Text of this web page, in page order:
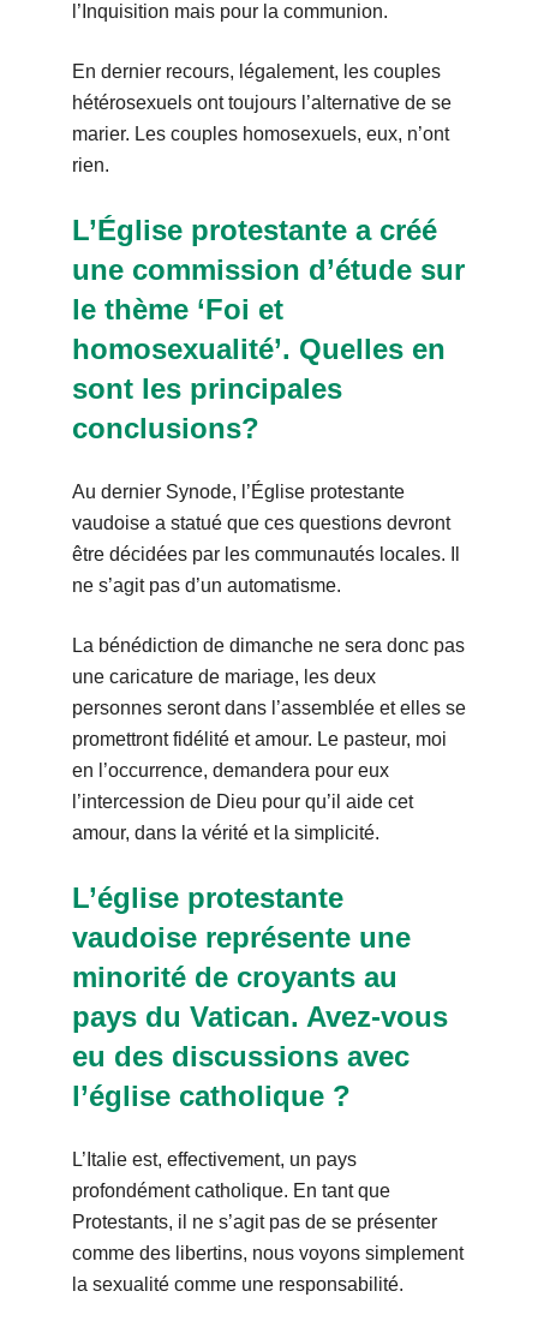
l’Inquisition mais pour la communion.
En dernier recours, légalement, les couples
hétérosexuels ont toujours l’alternative de se
marier. Les couples homosexuels, eux, n’ont
rien.
L’Église protestante a créé
une commission d’étude sur
le thème ‘Foi et
homosexualité’. Quelles en
sont les principales
conclusions?
Au dernier Synode, l’Église protestante
vaudoise a statué que ces questions devront
être décidées par les communautés locales. Il
ne s’agit pas d’un automatisme.
La bénédiction de dimanche ne sera donc pas
une caricature de mariage, les deux
personnes seront dans l’assemblée et elles se
promettront fidélité et amour. Le pasteur, moi
en l’occurrence, demandera pour eux
l’intercession de Dieu pour qu’il aide cet
amour, dans la vérité et la simplicité.
L’église protestante
vaudoise représente une
minorité de croyants au
pays du Vatican. Avez-vous
eu des discussions avec
l’église catholique ?
L’Italie est, effectivement, un pays
profondément catholique. En tant que
Protestants, il ne s’agit pas de se présenter
comme des libertins, nous voyons simplement
la sexualité comme une responsabilité.